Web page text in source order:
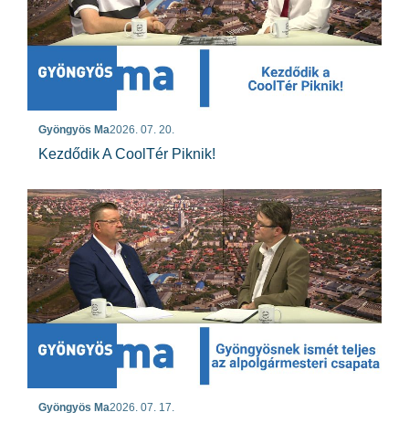
Gyöngyös Ma2026. 07. 20.
Kezdődik A CoolTér Piknik!
Gyöngyös Ma2026. 07. 17.